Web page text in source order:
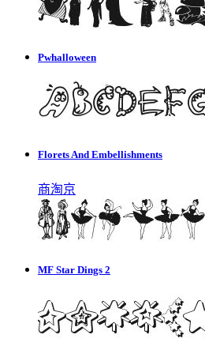
Pwhalloween
Florets And Embellishments
商淘京
MF Star Dings 2